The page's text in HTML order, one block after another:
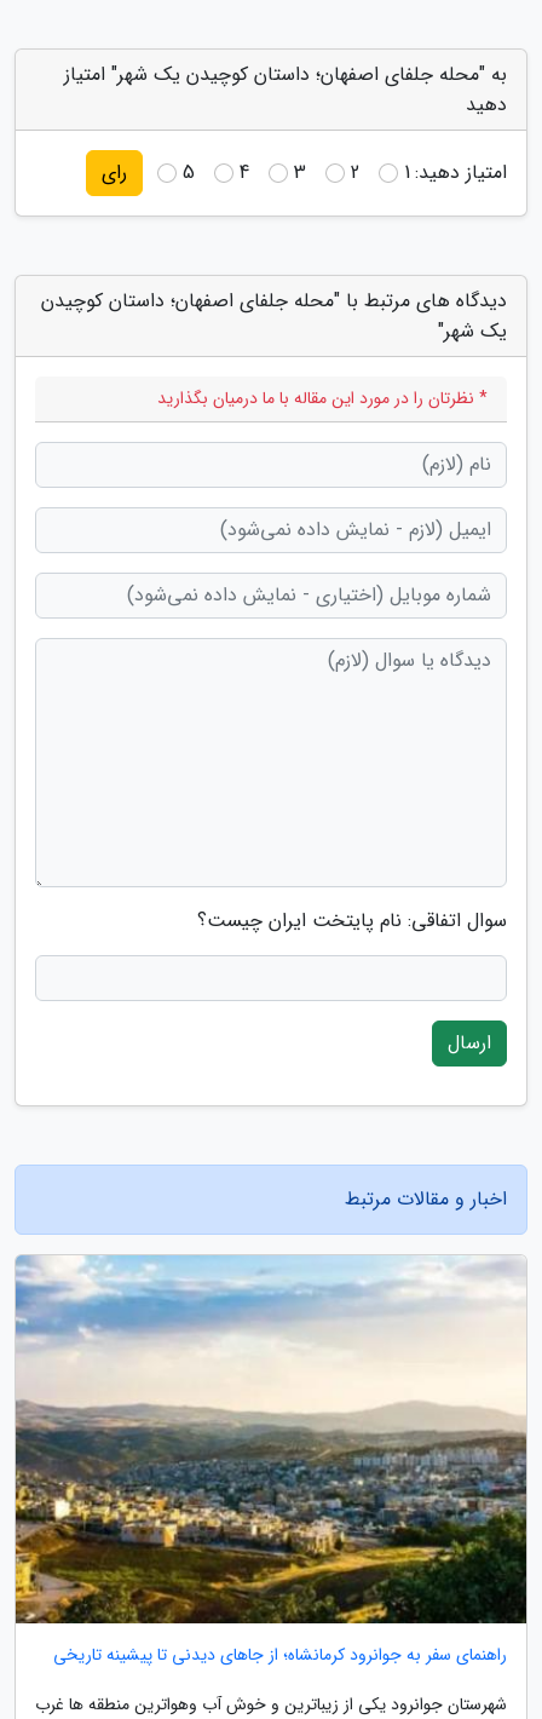
به "محله جلفای اصفهان؛ داستان کوچیدن یک شهر" امتیاز
دهید
امتیاز دهید:1
2
3
4
5 رای
دیدگاه های مرتبط با "محله جلفای اصفهان؛ داستان کوچیدن
یک شهر"
* نظرتان را در مورد این مقاله با ما درمیان بگذارید
سوال اتفاقی: نام پایتخت ایران چیست؟
ارسال
اخبار و مقالات مرتبط
راهنمای سفر به جوانرود کرمانشاه؛ از جاهای دیدنی تا پیشینه تاریخی
شهرستان جوانرود یکی از زیباترین و خوش آب وهواترین منطقه ها غرب